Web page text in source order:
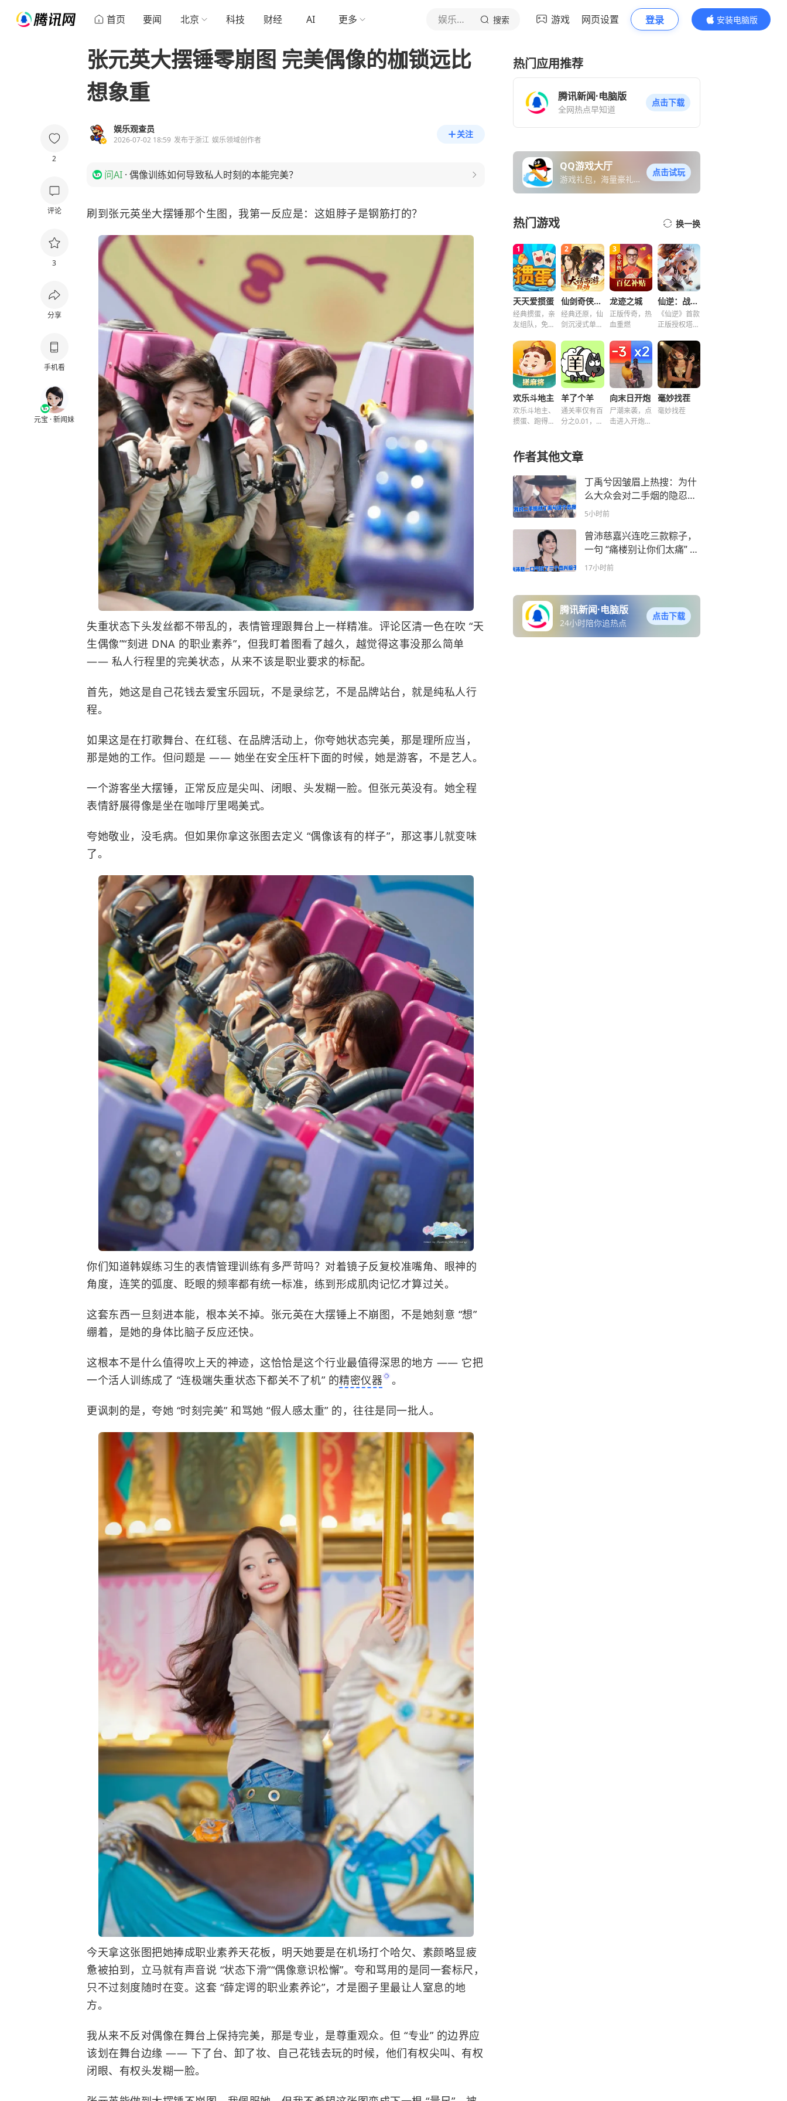
首页 要闻 北京 科技 财经 AI 更多 娱乐观查员 搜索 游戏 网页设置 登录
安装电脑版
内容更精彩
2
评论
3
分享
手机看
元宝 · 新闻妹
张元英大摆锤零崩图 完美偶像的枷锁远比
想象重
娱乐观查员
2026-07-02 18:59 发布于浙江 娱乐领域创作者
关注
问AI · 偶像训练如何导致私人时刻的本能完美？
刷到张元英坐大摆锤那个生图，我第一反应是：这姐脖子是钢筋打的？
失重状态下头发丝都不带乱的，表情管理跟舞台上一样精准。评论区清一色在吹 “天
生偶像”“刻进 DNA 的职业素养”，但我盯着图看了越久，越觉得这事没那么简单
—— 私人行程里的完美状态，从来不该是职业要求的标配。
首先，她这是自己花钱去爱宝乐园玩，不是录综艺，不是品牌站台，就是纯私人行
程。
如果这是在打歌舞台、在红毯、在品牌活动上，你夸她状态完美，那是理所应当，
那是她的工作。但问题是 —— 她坐在安全压杆下面的时候，她是游客，不是艺人。
一个游客坐大摆锤，正常反应是尖叫、闭眼、头发糊一脸。但张元英没有。她全程
表情舒展得像是坐在咖啡厅里喝美式。
夸她敬业，没毛病。但如果你拿这张图去定义 “偶像该有的样子”，那这事儿就变味
了。
你们知道韩娱练习生的表情管理训练有多严苛吗？对着镜子反复校准嘴角、眼神的
角度，连笑的弧度、眨眼的频率都有统一标准，练到形成肌肉记忆才算过关。
这套东西一旦刻进本能，根本关不掉。张元英在大摆锤上不崩图，不是她刻意 “想”
绷着，是她的身体比脑子反应还快。
这根本不是什么值得吹上天的神迹，这恰恰是这个行业最值得深思的地方 —— 它把
一个活人训练成了 “连极端失重状态下都关不了机” 的精密仪器 。
更讽刺的是，夸她 “时刻完美” 和骂她 “假人感太重” 的，往往是同一批人。
今天拿这张图把她捧成职业素养天花板，明天她要是在机场打个哈欠、素颜略显疲
惫被拍到，立马就有声音说 “状态下滑”“偶像意识松懈”。夸和骂用的是同一套标尺，
只不过刻度随时在变。这套 “薛定谔的职业素养论”，才是圈子里最让人窒息的地
方。
我从来不反对偶像在舞台上保持完美，那是专业，是尊重观众。但 “专业” 的边界应
该划在舞台边缘 —— 下了台、卸了妆、自己花钱去玩的时候，他们有权尖叫、有权
闭眼、有权头发糊一脸。
热门应用推荐
腾讯新闻·电脑版
全网热点早知道
点击下载
QQ游戏大厅
游戏礼包，海量豪礼免
点击试玩
热门游戏 换一换
天天爱掼蛋
经典掼蛋，亲
友组队，免费
仙剑奇侠传之新的开始
经典还原，仙
剑沉浸式单机
龙迹之城
正版传奇，热
血重燃
仙逆：战天道
《仙逆》首款
正版授权塔防
欢乐斗地主
欢乐斗地主、
掼蛋、跑得
羊了个羊
通关率仅有百
分之0.01，快
向末日开炮
尸潮来袭，点
击进入开炮宇
毫妙找茬
毫妙找茬
作者其他文章
丁禹兮因皱眉上热搜：为什
么大众会对二手烟的隐忍感
集体共情？
5小时前
曾沛慈嘉兴连吃三款粽子，
一句 “痛楼别让你们太痛” 戳
中双向奔赴
17小时前
腾讯新闻·电脑版
24小时陪你追热点
点击下载